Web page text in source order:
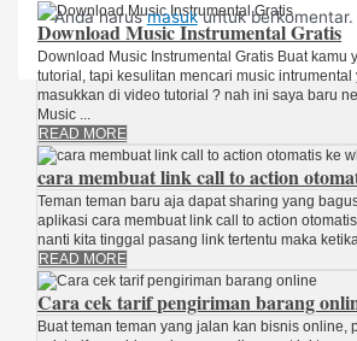
Download Music Instrumental Gratis
Download Music Instrumental Gratis Buat kamu
tutorial, tapi kesulitan mencari music intrumental
masukkan di video tutorial ? nah ini saya baru
Music ...
READ MORE
cara membuat link call to action
Teman teman baru aja dapat sharing yang
aplikasi cara membuat link call to action
nanti kita tinggal pasang link tertentu maka
READ MORE
Cara cek tarif pengiriman barang
Buat teman teman yang jalan kan bisnis online,
Anda harusmasukuntuk berkomentar.